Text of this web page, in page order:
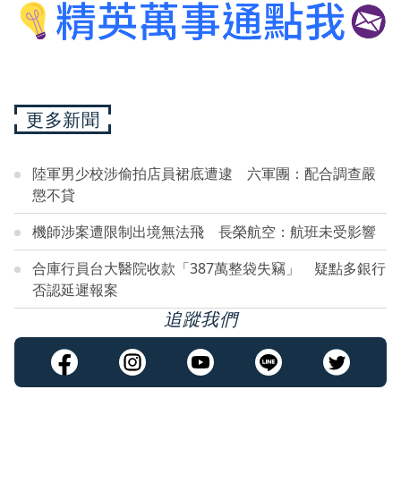
更多新聞
陸軍男少校涉偷拍店員裙底遭逮 六軍團：配合調查嚴
懲不貸
機師涉案遭限制出境無法飛 長榮航空：航班未受影響
合庫行員台大醫院收款「387萬整袋失竊」 疑點多銀行
否認延遲報案
追蹤我們